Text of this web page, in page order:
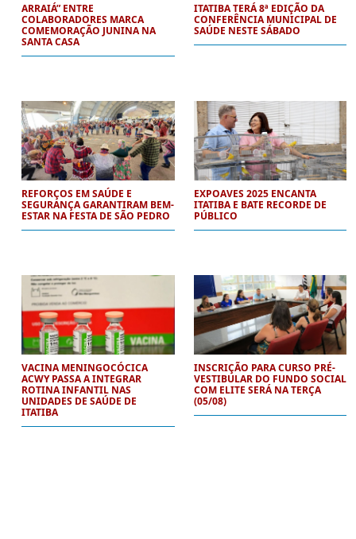
ARRAIÁ” ENTRE
COLABORADORES MARCA
COMEMORAÇÃO JUNINA NA
SANTA CASA
ITATIBA TERÁ 8ª EDIÇÃO DA
CONFERÊNCIA MUNICIPAL DE
SAÚDE NESTE SÁBADO
REFORÇOS EM SAÚDE E
SEGURANÇA GARANTIRAM BEM-
ESTAR NA FESTA DE SÃO PEDRO
EXPOAVES 2025 ENCANTA
ITATIBA E BATE RECORDE DE
PÚBLICO
VACINA MENINGOCÓCICA
ACWY PASSA A INTEGRAR
ROTINA INFANTIL NAS
UNIDADES DE SAÚDE DE
ITATIBA
INSCRIÇÃO PARA CURSO PRÉ-
VESTIBULAR DO FUNDO SOCIAL
COM ELITE SERÁ NA TERÇA
(05/08)